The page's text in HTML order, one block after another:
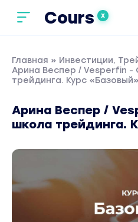
Cours X
Главная » Инвестиции,
Арина Веспер / Vesperfin -
трейдинга. Курс «Базовый»
Арина Веспер /
школа трейдинга.